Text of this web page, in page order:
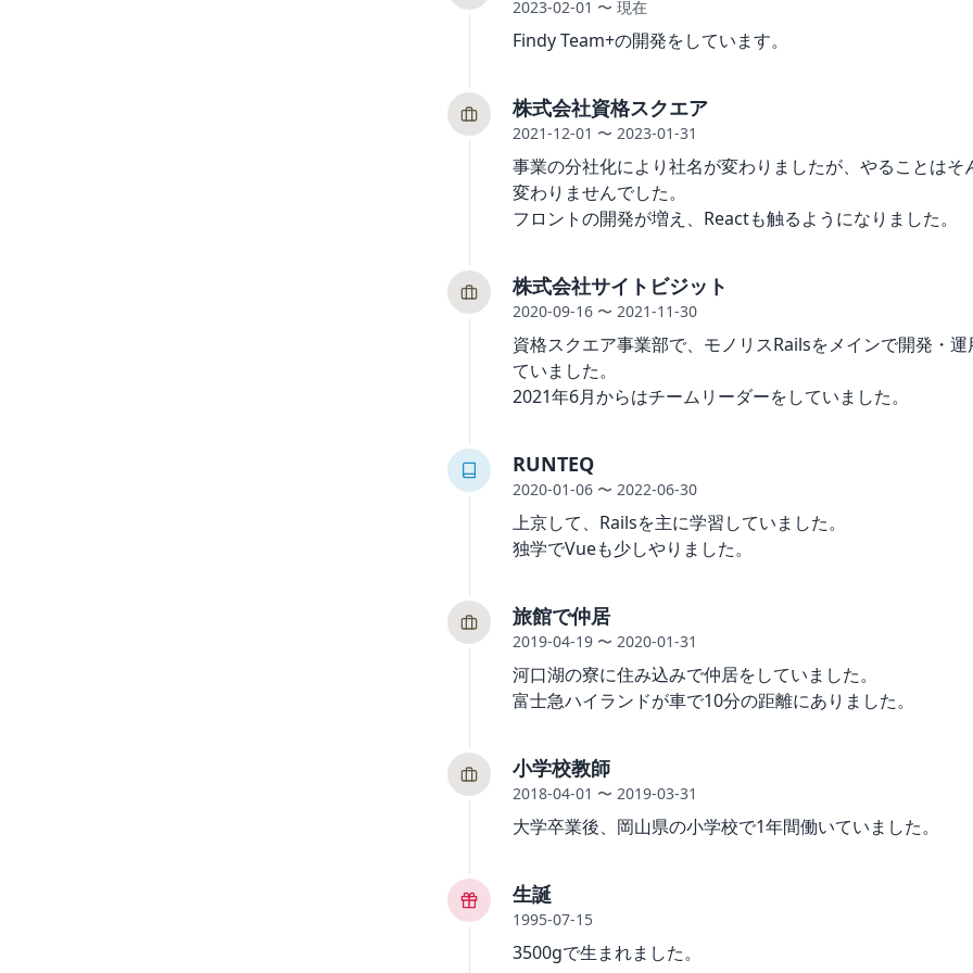
2023-02-01 〜 現在
Findy Team+の開発をしています。
株式会社資格スクエア
2021-12-01 〜 2023-01-31
事業の分社化により社名が変わりましたが、やることはそ
変わりませんでした。
フロントの開発が増え、Reactも触るようになりました。
株式会社サイトビジット
2020-09-16 〜 2021-11-30
資格スクエア事業部で、モノリスRailsをメインで開発・運
ていました。
2021年6月からはチームリーダーをしていました。
RUNTEQ
2020-01-06 〜 2022-06-30
上京して、Railsを主に学習していました。
独学でVueも少しやりました。
旅館で仲居
2019-04-19 〜 2020-01-31
河口湖の寮に住み込みで仲居をしていました。
富士急ハイランドが車で10分の距離にありました。
小学校教師
2018-04-01 〜 2019-03-31
大学卒業後、岡山県の小学校で1年間働いていました。
生誕
1995-07-15
3500gで生まれました。